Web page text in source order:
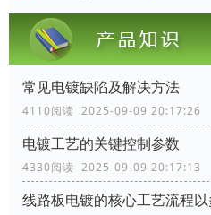
常见电镀缺陷及解决方法
4110阅读 2025-09-09 20:17:26
电镀工艺的关键控制参数
4330阅读 2025-09-09 20:17:13
线路板电镀的核心工艺流程